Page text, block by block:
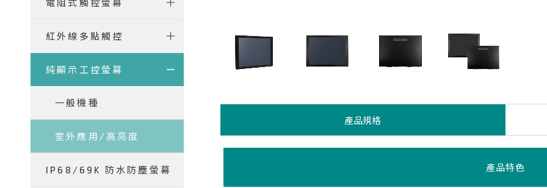
電阻式觸控螢幕
紅外線多點觸控
純顯示工控螢幕
一般機種
室外應用/高亮度
IP68/69K 防水防塵螢幕
產品規格
產品特色